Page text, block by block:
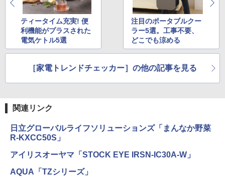
ティータイム充実! 便
利機能がプラスされた
電気ケトル5選
注目のポータブルクー
ラー5選。工事不要、
どこでも涼める
［家電トレンドチェッカー］の他の記事を見る
関連リンク
日立グローバルライフソリューションズ「まんなか野菜
R-KXCC50S」
アイリスオーヤマ「STOCK EYE IRSN-IC30A-W」
AQUA「TZシリーズ」